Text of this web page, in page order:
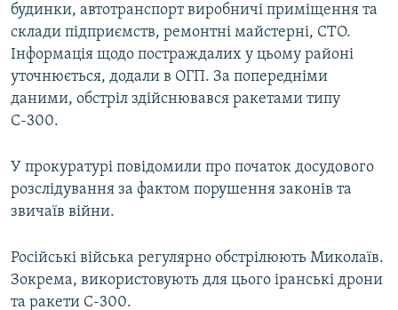
будинки, автотранспорт виробничі приміщення та
склади підприємств, ремонтні майстерні, СТО.
Інформація щодо постраждалих у цьому районі
уточнюється, додали в ОГП. За попередніми
даними, обстріл здійснювався ракетами типу
С-300.
У прокуратурі повідомили про початок досудового
розслідування за фактом порушення законів та
звичаїв війни.
Російські війська регулярно обстрілюють Миколаїв.
Зокрема, використовують для цього іранські дрони
та ракети С-300.